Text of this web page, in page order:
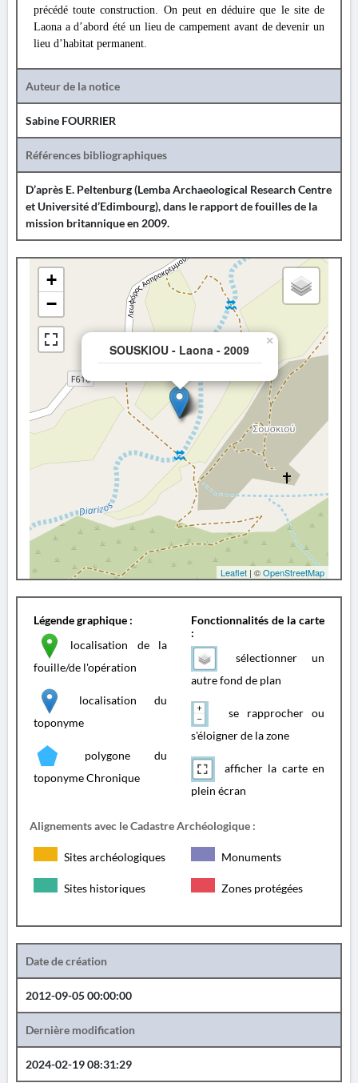
précédé toute construction. On peut en déduire que le site de
Laona a d’abord été un lieu de campement avant de devenir un
lieu d’habitat permanent.
Auteur de la notice
Sabine FOURRIER
Références bibliographiques
D’après E. Peltenburg (Lemba Archaeological Research Centre
et Université d’Edimbourg), dans le rapport de fouilles de la
mission britannique en 2009.
SOUSKIOU - Laona - 2009
×
+
−
Leaflet | ©OpenStreetMap
Légende graphique :
localisation de la
fouille/de l'opération
localisation du
toponyme
polygone du
toponyme Chronique
Fonctionnalités de la carte
:
sélectionner un
autre fond de plan
se rapprocher ou
s'éloigner de la zone
afficher la carte en
plein écran
Alignements avec le Cadastre Archéologique :
Sites archéologiques Monuments
Sites historiques Zones protégées
Date de création
2012-09-05 00:00:00
Dernière modification
2024-02-19 08:31:29